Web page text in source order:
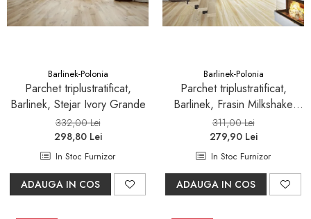
Seturi mobilier baie
Dulapuri cu oglinda
Oglinzi baie, oglinzi
cosmetice si corpuri de
Accesorii baie
Seturi de accesorii
Savoniere
Suport periute dinti
Barlinek-Polonia
Parchet triplustratificat,
Barlinek, Stejar Ivory Grande
332,00 Lei
298,80 Lei
In Stoc Furnizor
ADAUGA IN COS
Barlinek-Polonia
Parchet triplustratificat,
Barlinek, Frasin Milkshake
Grande
311,00 Lei
279,90 Lei
In Stoc Furnizor
ADAUGA IN COS